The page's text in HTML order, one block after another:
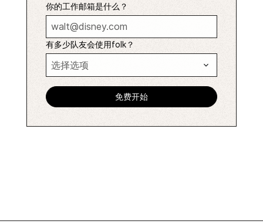
你的工作邮箱是什么？
有多少队友会使用folk？